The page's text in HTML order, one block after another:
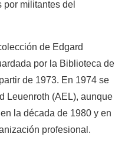
militantes del
de Edgard
por la Biblioteca de
de 1973. En 1974 se
Leuenroth (AEL), aunque
la década de 1980 y en
profesional.